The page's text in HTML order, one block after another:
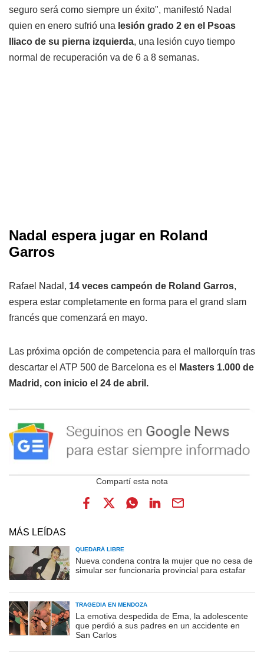
seguro será como siempre un éxito", manifestó Nadal
quien en enero sufrió una lesión grado 2 en el Psoas
Iliaco de su pierna izquierda, una lesión cuyo tiempo
normal de recuperación va de 6 a 8 semanas.
Nadal espera jugar en Roland
Garros
Rafael Nadal, 14 veces campeón de Roland Garros,
espera estar completamente en forma para el grand slam
francés que comenzará en mayo.
Las próxima opción de competencia para el mallorquín tras
descartar el ATP 500 de Barcelona es el
Masters 1.000 de
Madrid, con inicio el 24 de abril.
MÁS LEÍDAS
QUEDARÁ LIBRE
Nueva condena contra la mujer que no cesa de
simular ser funcionaria provincial para estafar
TRAGEDIA EN MENDOZA
La emotiva despedida de Ema, la adolescente
que perdió a sus padres en un accidente en
San Carlos